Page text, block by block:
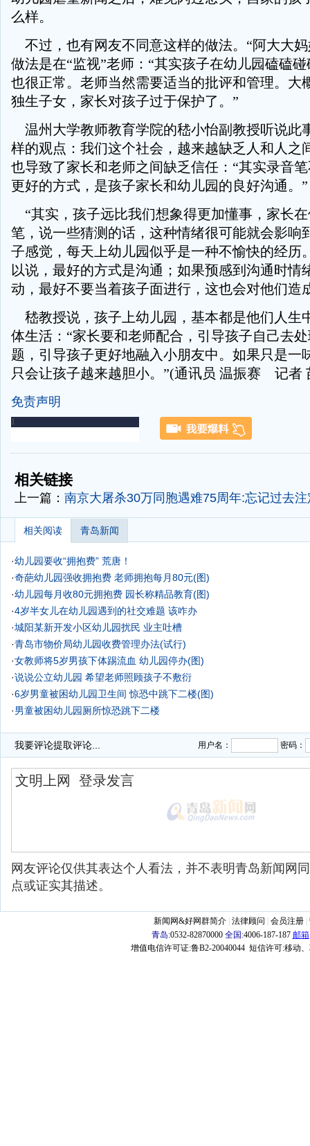
么样。
不过，也有网友不同意这样的做法。“阿大大
做法是在“监视”老师：“其实孩子在幼儿园磕磕
也很正常。老师当然需要适当的批评和管理。大
独生子女，家长对孩子过于保护了。”
温州大学教师教育学院的嵇小怡副教授听说此
样的观点：我们这个社会，越来越缺乏人和人之
也导致了家长和老师之间缺乏信任：“其实录音
更好的方式，是孩子家长和幼儿园的良好沟通。”
“其实，孩子远比我们想象得更加懂事，家长
笔，说一些猜测的话，这种情绪很可能就会影响
子感觉，每天上幼儿园似乎是一种不愉快的经历
以说，最好的方式是沟通；如果预感到沟通时情
动，最好不要当着孩子面进行，这也会对他们造
嵇教授说，孩子上幼儿园，基本都是他们人生
体生活：“家长要和老师配合，引导孩子自己去
题，引导孩子更好地融入小朋友中。如果只是一
只会让孩子越来越胆小。”(通讯员 温振赛 记者
免责声明
-
相关链接
上一篇： 南京大屠杀30万同胞遇难75周年:忘记过去
相关阅读 青岛新闻
·幼儿园要收“拥抱费” 荒唐！
·奇葩幼儿园强收拥抱费 老师拥抱每月80元(图)
·幼儿园每月收80元拥抱费 园长称精品教育(图)
·4岁半女儿在幼儿园遇到的社交难题 该咋办
·城阳某新开发小区幼儿园扰民 业主吐槽
·青岛市物价局幼儿园收费管理办法(试行)
·女教师将5岁男孩下体踢流血 幼儿园停办(图)
·说说公立幼儿园 希望老师照顾孩子不敷衍
·6岁男童被困幼儿园卫生间 惊恐中跳下二楼(图)
·男童被困幼儿园厕所惊恐跳下二楼
我要评论提取评论... 用户名： 密码：
网友评论仅供其表达个人看法，并不表明青岛新闻网
点或证实其描述。